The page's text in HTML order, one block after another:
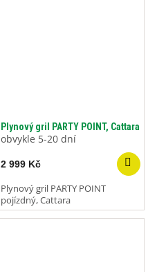
Plynový gril PARTY POINT, Cattara
obvykle 5-20 dní
2 999 Kč
Plynový gril PARTY POINT
pojízdný, Cattara